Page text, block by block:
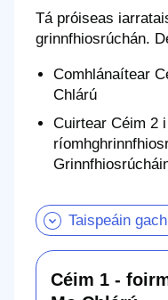
Tá próiseas
grinnfhiosrúchán.
Comhlánaítear
Chlárú
Cuirtear Céim 2
Taispeáin
Céim 1 -